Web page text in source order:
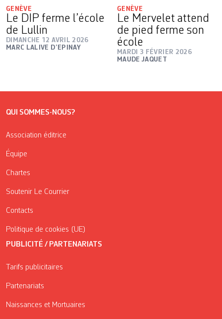
GENÈVE
Le DIP ferme l’école
de Lullin
DIMANCHE 12 AVRIL 2026
MARC LALIVE D’EPINAY
GENÈVE
Le Mervelet attend
de pied ferme son
école
MARDI 3 FÉVRIER 2026
MAUDE JAQUET
QUI SOMMES-NOUS?
Association éditrice
Équipe
Chartes
Soutenir Le Courrier
Contacts
Politique de cookies (UE)
PUBLICITÉ / PARTENARIATS
Tarifs publicitaires
Partenariats
Naissances et Mortuaires